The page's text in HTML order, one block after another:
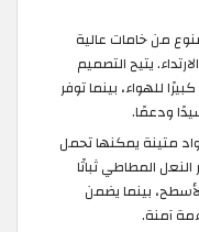
من خامات عالية
يتيح التصميم
للهواء، بينما توفر
ودعمًا.
متينة يمكنها تحمل
المطاطي ثباتًا
بينما يضمن
آمنة.